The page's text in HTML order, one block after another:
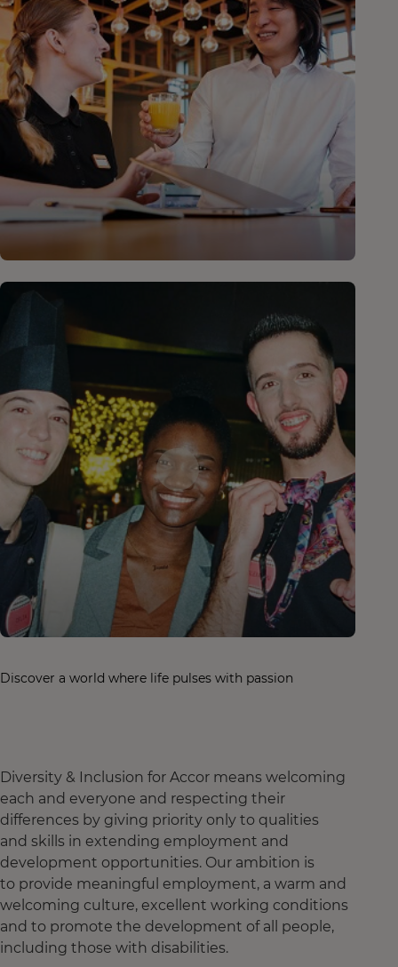
Discover a world where life pulses with passion
Diversity & Inclusion for Accor means welcoming
each and everyone and respecting their
differences by giving priority only to qualities
and skills in extending employment and
development opportunities. Our ambition is
to provide meaningful employment, a warm and
welcoming culture, excellent working conditions
and to promote the development of all people,
including those with disabilities.